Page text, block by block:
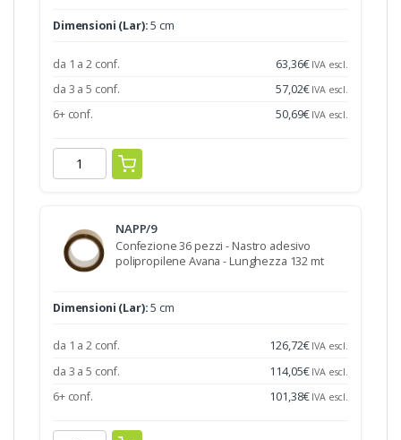
Dimensioni (Lar):5 cm
da 1 a 2 conf. 63,36€ IVA escl.
da 3 a 5 conf. 57,02€ IVA escl.
6+ conf. 50,69€ IVA escl.
NAPP/9
Confezione 36 pezzi - Nastro adesivo
polipropilene Avana - Lunghezza 132 mt
Dimensioni (Lar):5 cm
da 1 a 2 conf. 126,72€ IVA escl.
da 3 a 5 conf. 114,05€ IVA escl.
6+ conf. 101,38€ IVA escl.